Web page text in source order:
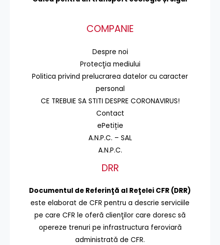
COMPANIE
Despre noi
Protecţia mediului
Politica privind prelucrarea datelor cu caracter
personal
CE TREBUIE SA STITI DESPRE CORONAVIRUS!
Contact
ePetiție
A.N.P.C. – SAL
A.N.P.C.
DRR
Documentul de Referinţă al Reţelei CFR (DRR)
este elaborat de CFR pentru a descrie serviciile
pe care CFR le oferă clienţilor care doresc să
opereze trenuri pe infrastructura feroviară
administrată de CFR.